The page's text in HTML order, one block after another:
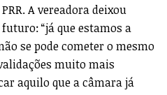
A vereadora deixou
“já que estamos a
se pode cometer o mesmo
muito mais
aquilo que a câmara já